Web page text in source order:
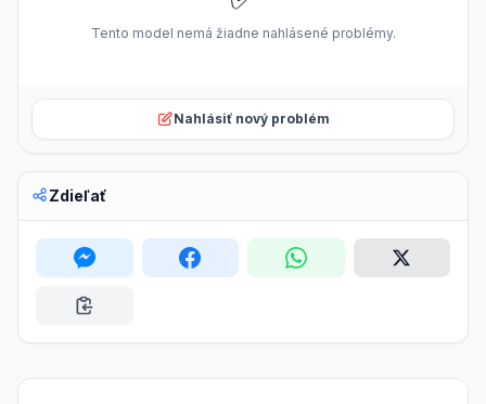
Tento model nemá žiadne nahlásené problémy.
Nahlásiť nový problém
Zdieľať